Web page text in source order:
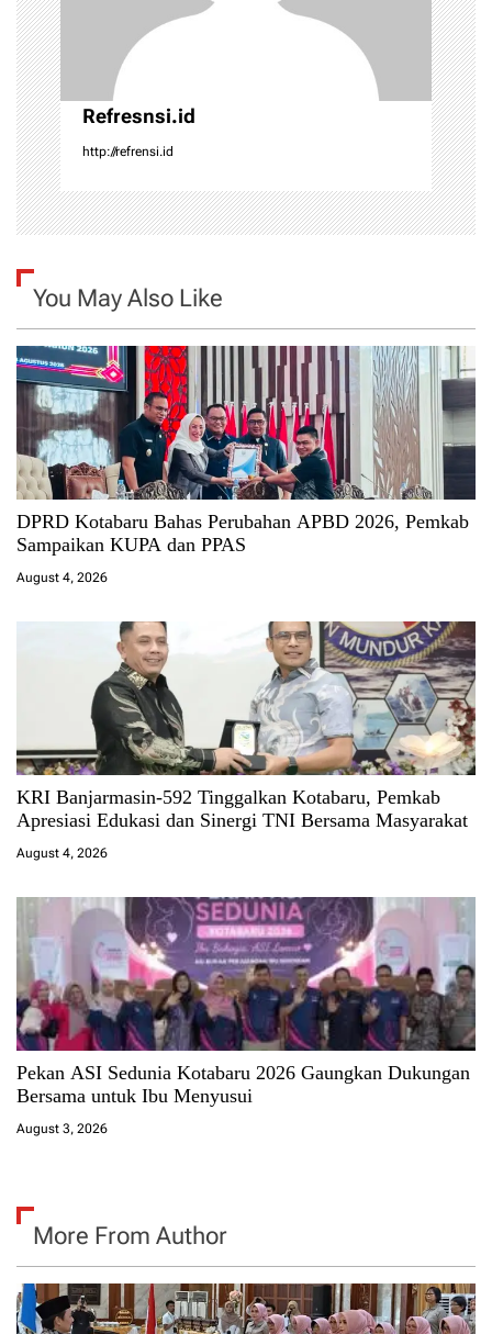
o
n
Refresnsi.id
http://refrensi.id
You May Also Like
DPRD Kotabaru Bahas Perubahan APBD 2026, Pemkab
Sampaikan KUPA dan PPAS
August 4, 2026
KRI Banjarmasin-592 Tinggalkan Kotabaru, Pemkab
Apresiasi Edukasi dan Sinergi TNI Bersama Masyarakat
August 4, 2026
Pekan ASI Sedunia Kotabaru 2026 Gaungkan Dukungan
Bersama untuk Ibu Menyusui
August 3, 2026
More From Author